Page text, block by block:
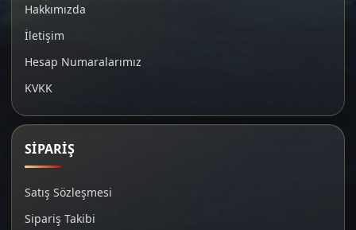
Hakkımızda
İletişim
Hesap Numaralarımız
KVKK
SİPARİŞ
Satış Sözleşmesi
Sipariş Takibi